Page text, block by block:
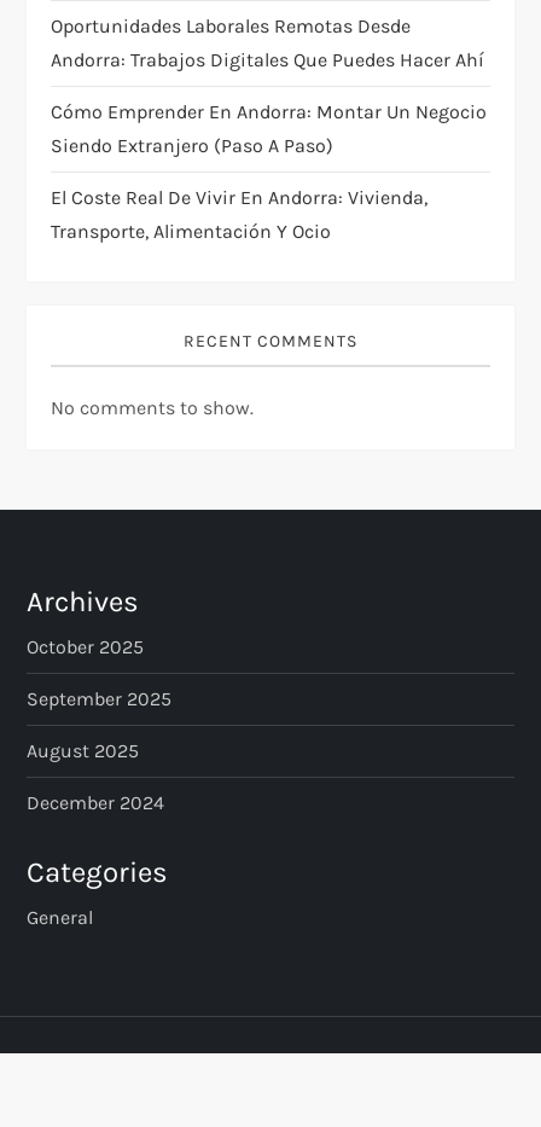
n
Oportunidades Laborales Remotas Desde
Andorra: Trabajos Digitales Que Puedes Hacer Ahí
Cómo Emprender En Andorra: Montar Un Negocio
Siendo Extranjero (paso A Paso)
El Coste Real De Vivir En Andorra: Vivienda,
Transporte, Alimentación Y Ocio
RECENT COMMENTS
No comments to show.
Archives
October 2025
September 2025
August 2025
December 2024
Categories
General